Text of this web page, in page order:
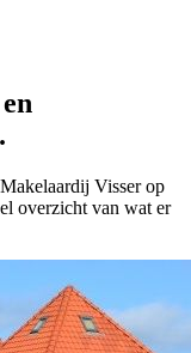
Visser op
overzicht van wat er